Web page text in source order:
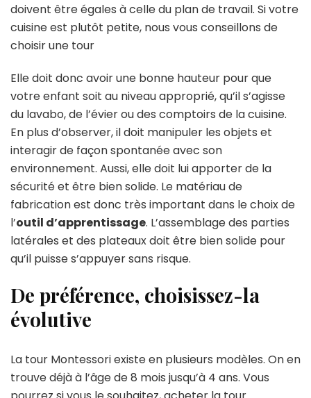
doivent être égales à celle du plan de travail. Si votre
cuisine est plutôt petite, nous vous conseillons de
choisir une tour
Elle doit donc avoir une bonne hauteur pour que
votre enfant soit au niveau approprié, qu’il s’agisse
du lavabo, de l’évier ou des comptoirs de la cuisine.
En plus d’observer, il doit manipuler les objets et
interagir de façon spontanée avec son
environnement. Aussi, elle doit lui apporter de la
sécurité et être bien solide. Le matériau de
fabrication est donc très important dans le choix de
l’outil d’apprentissage. L’assemblage des parties
latérales et des plateaux doit être bien solide pour
qu’il puisse s’appuyer sans risque.
De préférence, choisissez-la
évolutive
La tour Montessori existe en plusieurs modèles. On en
trouve déjà à l’âge de 8 mois jusqu’à 4 ans. Vous